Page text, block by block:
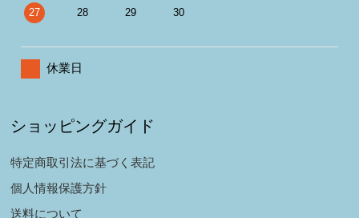
27 28 29 30
休業日
ショッピングガイド
特定商取引法に基づく表記
個人情報保護方針
送料について